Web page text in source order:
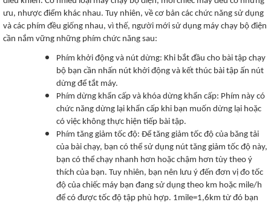
ưu, nhược điểm khác nhau. Tuy nhiên, về cơ bản các chức năng sử dụng
và các phím đều giống nhau, vì thế, người mới sử dụng máy chạy bộ điện
cần nắm vững những phím chức năng sau:
Phím khởi động và nút dừng: Khi bắt đầu cho bài tập chạy
bộ bạn cần nhấn nút khởi động và kết thúc bài tập ấn nút
dừng để tắt máy.
Phím dừng khẩn cấp và khóa dừng khẩn cấp: Phím này có
chức năng dừng lại khẩn cấp khi bạn muốn dừng lại hoặc
có việc không thực hiện tiếp bài tập.
Phím tăng giảm tốc độ: Để tăng giảm tốc độ của băng tải
của bài chạy, bạn có thể sử dụng nút tăng giảm tốc độ này,
bạn có thể chạy nhanh hơn hoặc chậm hơn tùy theo ý
thích của bạn. Tuy nhiên, bạn nên lưu ý đến đơn vị đo tốc
độ của chiếc máy bạn đang sử dụng theo km hoặc mile/h
để có được tốc độ tập phù hợp. 1mile=1,6km từ đó bạn